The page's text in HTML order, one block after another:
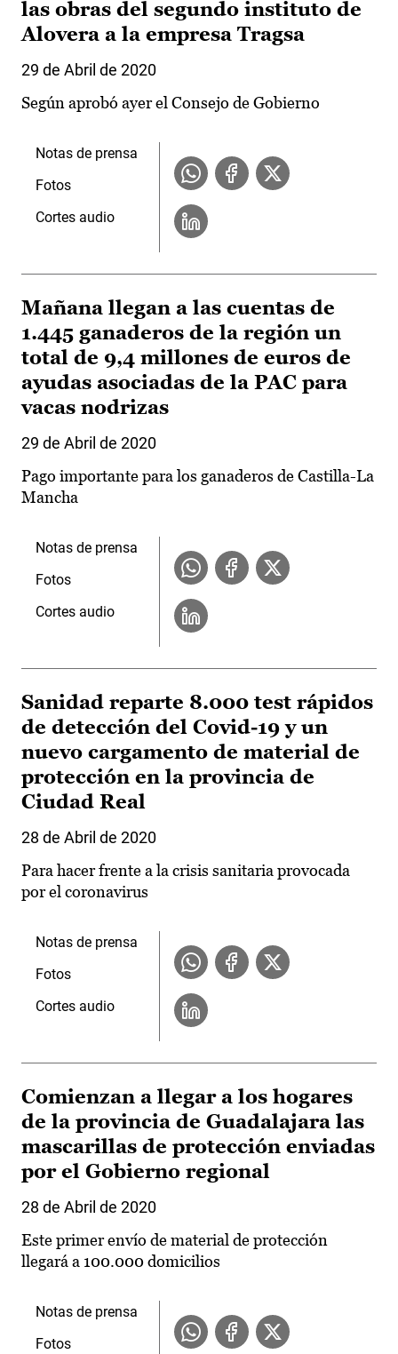
las obras del segundo instituto de
Alovera a la empresa Tragsa
29 de Abril de 2020
Según aprobó ayer el Consejo de Gobierno
Notas de prensa
Fotos
Cortes audio
Mañana llegan a las cuentas de
1.445 ganaderos de la región un
total de 9,4 millones de euros de
ayudas asociadas de la PAC para
vacas nodrizas
29 de Abril de 2020
Pago importante para los ganaderos de Castilla-La
Mancha
Notas de prensa
Fotos
Cortes audio
Sanidad reparte 8.000 test rápidos
de detección del Covid-19 y un
nuevo cargamento de material de
protección en la provincia de
Ciudad Real
28 de Abril de 2020
Para hacer frente a la crisis sanitaria provocada
por el coronavirus
Notas de prensa
Fotos
Cortes audio
Comienzan a llegar a los hogares
de la provincia de Guadalajara las
mascarillas de protección enviadas
por el Gobierno regional
28 de Abril de 2020
Este primer envío de material de protección
llegará a 100.000 domicilios
Notas de prensa
Fotos